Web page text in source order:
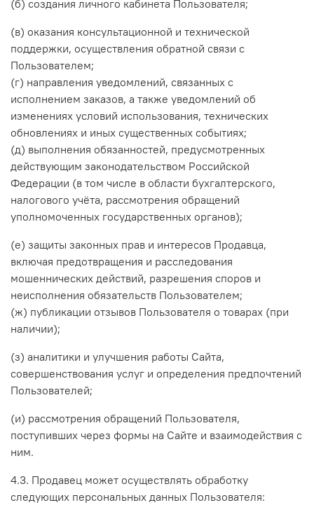
(б) создания личного кабинета Пользователя;
(в) оказания консультационной и технической
поддержки, осуществления обратной связи с
Пользователем;
(г) направления уведомлений, связанных с
исполнением заказов, а также уведомлений об
изменениях условий использования, технических
обновлениях и иных существенных событиях;
(д) выполнения обязанностей, предусмотренных
действующим законодательством Российской
Федерации (в том числе в области бухгалтерского,
налогового учёта, рассмотрения обращений
уполномоченных государственных органов);
(е) защиты законных прав и интересов Продавца,
включая предотвращения и расследования
мошеннических действий, разрешения споров и
неисполнения обязательств Пользователем;
(ж) публикации отзывов Пользователя о товарах (при
наличии);
(з) аналитики и улучшения работы Сайта,
совершенствования услуг и определения предпочтений
Пользователей;
(и) рассмотрения обращений Пользователя,
поступивших через формы на Сайте и взаимодействия с
ним.
4.3. Продавец может осуществлять обработку
следующих персональных данных Пользователя: